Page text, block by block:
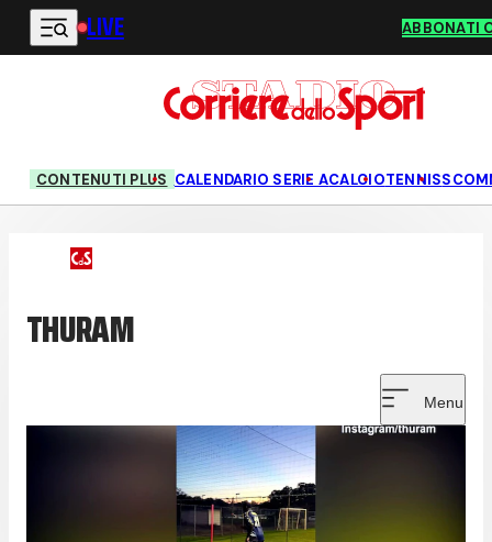
Vai al contenuto principale
LIVE ABBONATI
CONTENUTI PLUS CALENDARIO SERIE ACALCIOTENNIS
THURAM
Menu